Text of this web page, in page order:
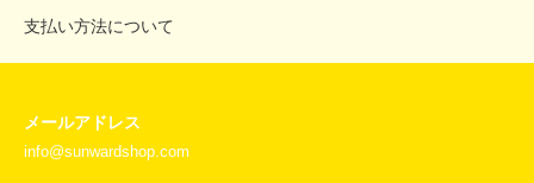
支払い方法について
メールアドレス
info@sunwardshop.com